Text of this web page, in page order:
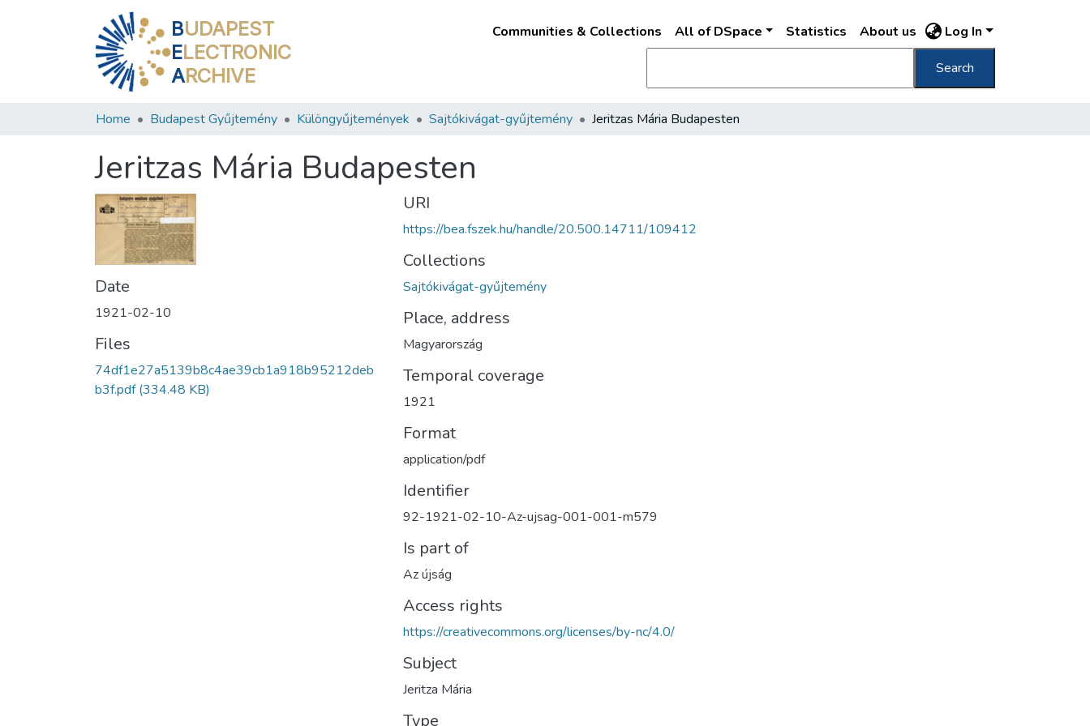
BUDAPEST
ELECTRONIC
ARCHIVE
Communities & Collections All of DSpace Statistics About us Log In
Search
Home Budapest Gyűjtemény Különgyűjtemények Sajtókivágat-gyűjtemény Jeritzas Mária Budapesten
Jeritzas Mária Budapesten
Date
1921-02-10
Files
74df1e27a5139b8c4ae39cb1a918b95212deb
b3f.pdf(334.48 KB)
URI
https://bea.fszek.hu/handle/20.500.14711/109412
Collections
Sajtókivágat-gyűjtemény
Place, address
Magyarország
Temporal coverage
1921
Format
application/pdf
Identifier
92-1921-02-10-Az-ujsag-001-001-m579
Is part of
Az újság
Access rights
https://creativecommons.org/licenses/by-nc/4.0/
Subject
Jeritza Mária
Type